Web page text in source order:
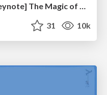
31 10k